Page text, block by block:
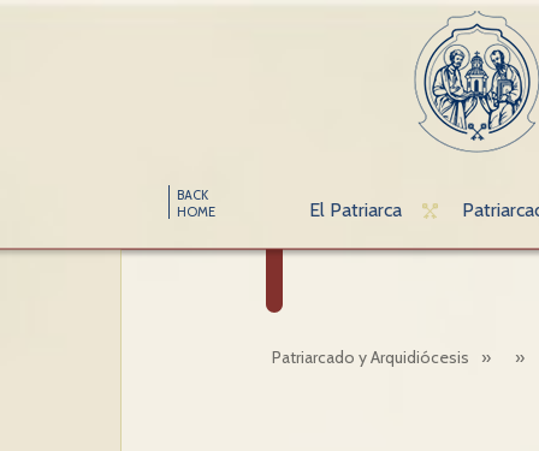
BACK
HOME
El Patriarca
Patriarcado y Arquidiócesis » »